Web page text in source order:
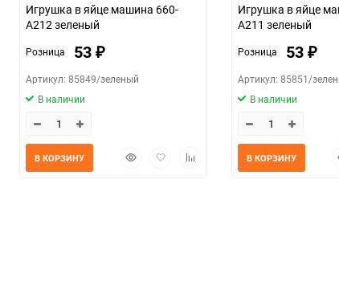
Игрушка в яйце машина 660-
A212 зеленый
Розница 53 ₽
Артикул: 85849/зеленый
В наличии
БыстрыйДобавитьДобавить
В КОРЗИНУ
Игрушка в яйце
A211 зеленый
Розница 53 ₽
Артикул: 85851/
В наличии
В КОРЗИНУ